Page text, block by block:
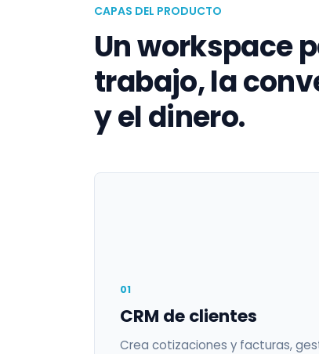
CAPAS DEL PRODUCTO
Un workspace
trabajo, la
y el dinero.
01
CRM de clientes
Crea cotizaciones y facturas,